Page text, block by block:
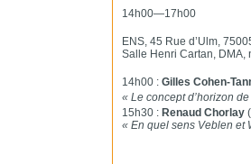
14h00—17h00
ENS, 45 Rue d’Ulm,
Salle Henri Cartan, DMA,
14h00 : Gilles Cohen-
« Le concept d’horizon
15h30 : Renaud Chorlay
« En quel sens Veblen et